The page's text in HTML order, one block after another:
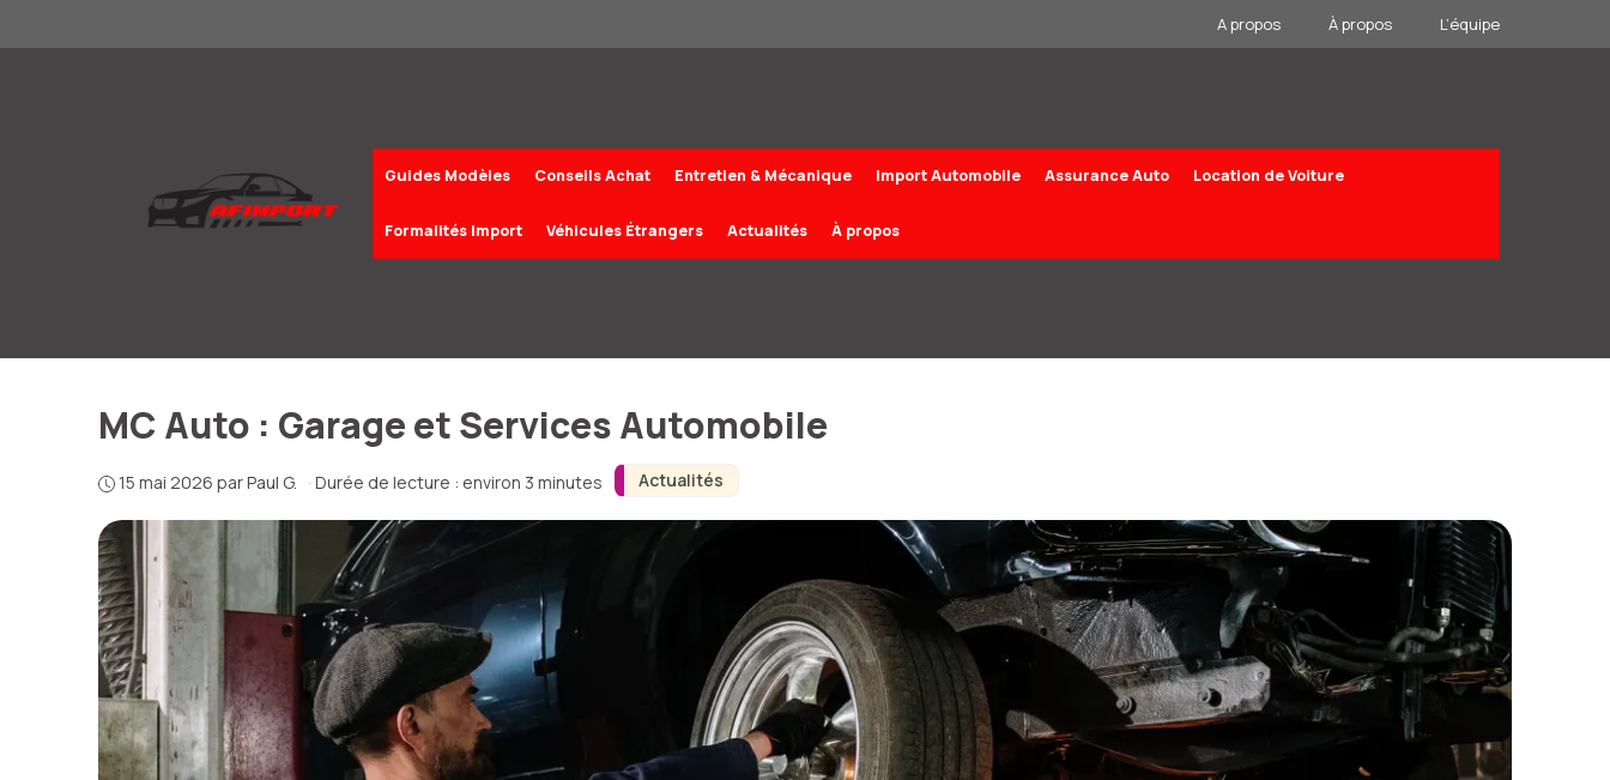
au
A propos À propos L’équipe
Guides Modèles Conseils Achat Entretien & Mécanique Import Automobile Assurance Auto Location de Voiture
Formalités Import Véhicules Étrangers Actualités À propos
Actualités
MC Auto : Garage et Services Automobile
15 mai 2026 parPaul G. · Durée de lecture : environ 3 minutes